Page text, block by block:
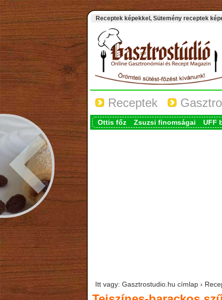
Receptek képekkel, Sütemény receptek
Receptek
Ottis főz Zsuzsi finomságai UFF
Itt vagy: Gasztrostudio.hu címlap ›